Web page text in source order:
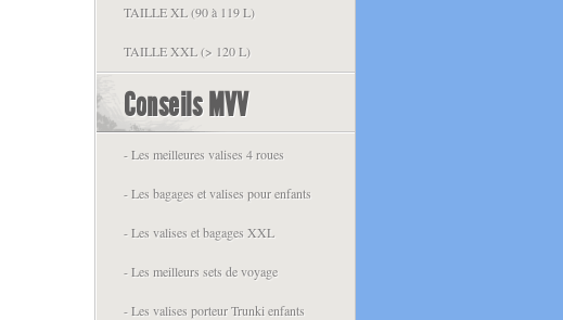
TAILLE XL (90 à 119 L)
TAILLE XXL (> 120 L)
Conseils MVV
- Les meilleures valises 4 roues
- Les bagages et valises pour enfants
- Les valises et bagages XXL
- Les meilleurs sets de voyage
- Les valises porteur Trunki enfants